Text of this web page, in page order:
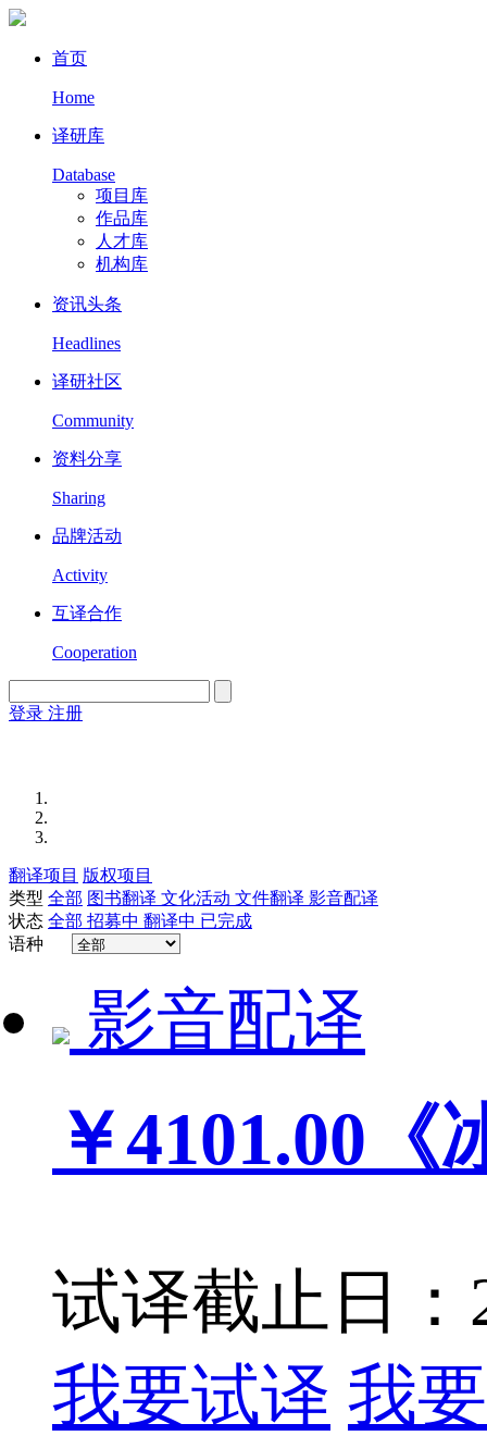
首页
Home
译研库
Database
项目库
作品库
人才库
机构库
资讯头条
Headlines
译研社区
Community
资料分享
Sharing
品牌活动
Activity
互译合作
Cooperation
登录 注册
翻译项目 版权项目
类型 全部 图书翻译 文化活动 文件翻译 影音配译
状态 全部 招募中 翻译中 已完成
语种
影音配译
￥4101.00
试译截止日：
我要试译 我